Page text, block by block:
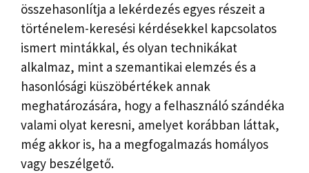
összehasonlítja a lekérdezés egyes részeit a
történelem-keresési kérdésekkel kapcsolatos
ismert mintákkal, és olyan technikákat
alkalmaz, mint a szemantikai elemzés és a
hasonlósági küszöbértékek annak
meghatározására, hogy a felhasználó szándéka
valami olyat keresni, amelyet korábban láttak,
még akkor is, ha a megfogalmazás homályos
vagy beszélgető.